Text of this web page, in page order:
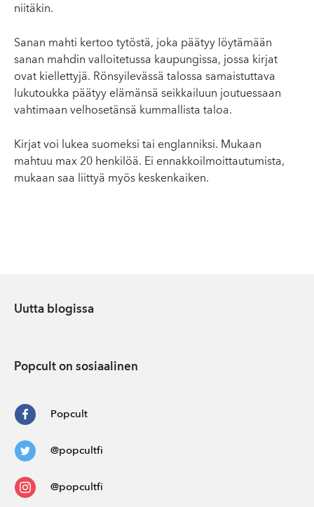
niitäkin.
Sanan mahti kertoo tytöstä, joka päätyy löytämään
sanan mahdin valloitetussa kaupungissa, jossa kirjat
ovat kiellettyjä. Rönsyilevässä talossa samaistuttava
lukutoukka päätyy elämänsä seikkailuun joutuessaan
vahtimaan velhosetänsä kummallista taloa.
Kirjat voi lukea suomeksi tai englanniksi. Mukaan
mahtuu max 20 henkilöä. Ei ennakkoilmoittautumista,
mukaan saa liittyä myös keskenkaiken.
Uutta blogissa
Popcult on sosiaalinen
Popcult
@popcultfi
@popcultfi